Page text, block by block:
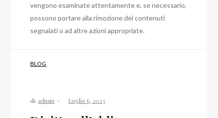
vengono esaminate attentamente e, se necessario,
possono portare alla rimozione dei contenuti
segnalati o ad altre azioni appropriate.
BLOG
di: admin